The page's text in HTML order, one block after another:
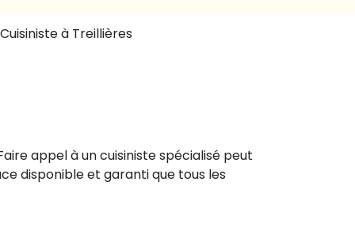
Cuisiniste à Treillières
appel à un cuisiniste spécialisé peut
disponible et garanti que tous les